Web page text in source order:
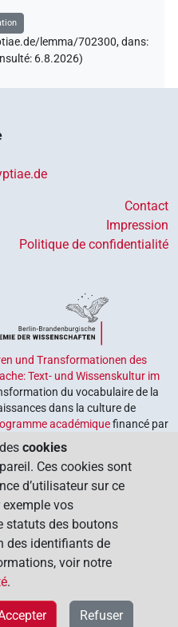
lemma/702300,dans:
: 6.8.2026)
Contact
Impression
Politique de confidentialité
und Transformationen des
Text- und Wissenskultur im
du vocabulaire de la
dans la culture de
académiquefinancé par
des Länder de la
le but est de préserver,
Le programme est
allemandes des sciences et
cookies
Ces cookies sont
d’utilisateur sur ce
vos
statuts des boutons
des identifiants de
voir notre
.
Refuser